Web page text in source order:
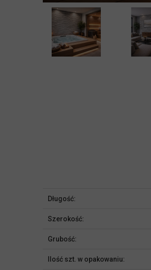
Długość:
Szerokość:
Grubość:
Ilość szt. w opakowaniu: